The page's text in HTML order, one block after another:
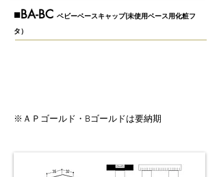
​■BA-BC ベビーベースキャップ(未使用ベース用化粧フ
タ）
​※ＡＰゴールド・Bゴールドは要納期